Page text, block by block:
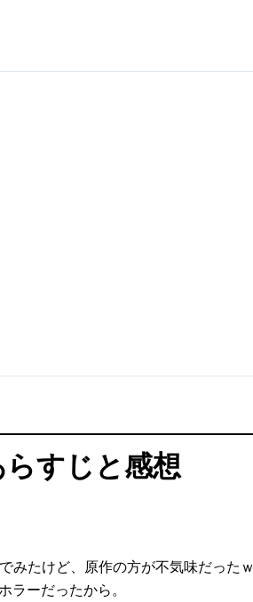
すじと感想
みたけど、原作の方が不気味だったｗ
ラーだったから。